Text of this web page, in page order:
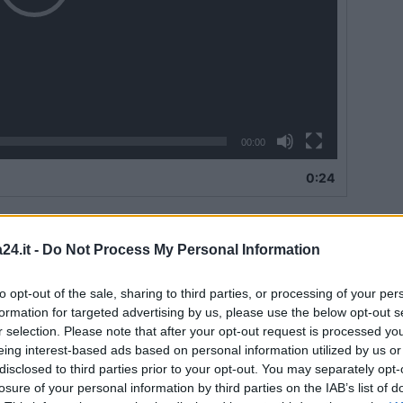
- Do Not Process My Personal Information
opt-out of the sale, sharing to third parties, or processing of your
for targeted advertising by us, please use the below opt-out
selection. Please note that after your opt-out request is processed
interest-based ads based on personal information utilized by us
to third parties prior to your opt-out. You may separately
of your personal information by third parties on the IAB’s list of
00:00
0:24
Fausto
, nella zona interessata nei mesi scorsi dalla frana
il consigliere provinciale Marino
Marciano (Ospedaletto d’Alpinolo), oltre ai tecnici
sta eseguendo l’intervento di ripristino dell’arteria.
con i nostri occhi, e con la partecipazione
della Provincia, lo stato dell’arte dei lavori ad